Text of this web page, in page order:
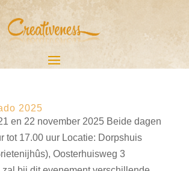
2025
en 22 november 2025 Beide dagen
tot 17.00 uur Locatie: Dorpshuis
Oosterhuisweg 3